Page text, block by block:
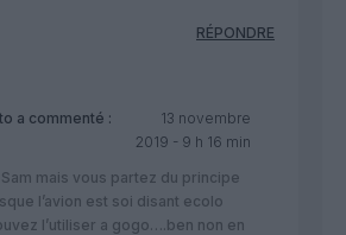
RÉPONDRE
a commenté :
13 novembre
2019 - 9 h 16 min
mais vous partez du principe
l’avion est soi disant ecolo
l’utiliser a gogo….ben non en